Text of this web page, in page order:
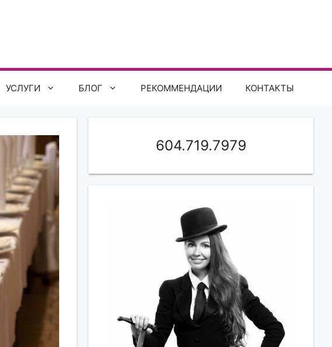
УСЛУГИ БЛОГ РЕКОММЕНДАЦИИ КОНТАКТЫ
604.719.7979